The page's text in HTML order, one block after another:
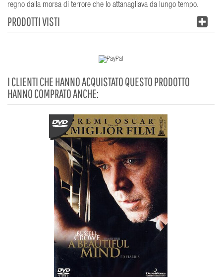
regno dalla morsa di terrore che lo attanagliava da lungo tempo.
PRODOTTI VISTI
I CLIENTI CHE HANNO ACQUISTATO QUESTO PRODOTTO
HANNO COMPRATO ANCHE: